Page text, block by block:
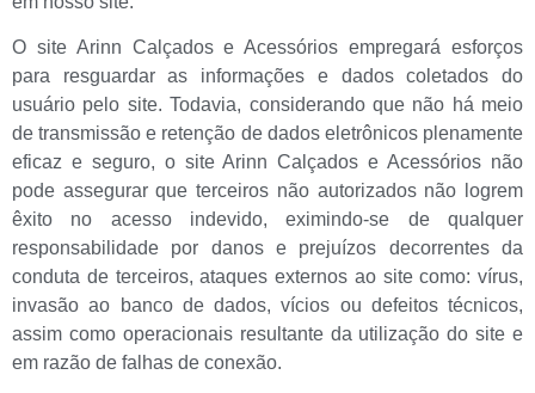
O site Arinn Calçados e Acessórios empregará esforços
para resguardar as informações e dados coletados do
usuário pelo site. Todavia, considerando que não há meio
de transmissão e retenção de dados eletrônicos plenamente
eficaz e seguro, o site Arinn Calçados e Acessórios não
pode assegurar que terceiros não autorizados não logrem
êxito no acesso indevido, eximindo-se de qualquer
responsabilidade por danos e prejuízos decorrentes da
conduta de terceiros, ataques externos ao site como: vírus,
invasão ao banco de dados, vícios ou defeitos técnicos,
assim como operacionais resultante da utilização do site e
em razão de falhas de conexão.